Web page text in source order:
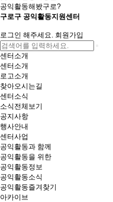
공익활동해봤구로?
구로구 공익활동지원센터
로그인 해주세요. 회원가입
센터소개
센터소개
로고소개
찾아오시는길
센터소식
소식전체보기
공지사항
행사안내
센터사업
공익활동과 함께
공익활동을 위한
공익활동정보
공익활동소식
공익활동즐겨찾기
아카이브